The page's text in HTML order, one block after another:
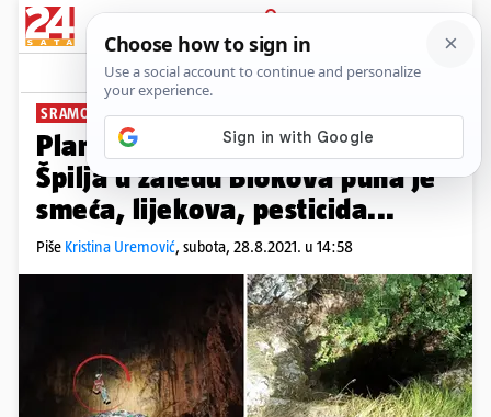
PRIJAVA
News Komentari
SRAMOTNO I OPASNO
Planina smeća pod zemljom:
Špilja u zaleđu Biokova puna je
smeća, lijekova, pesticida...
Piše Kristina Uremović, subota, 28.8.2021. u 14:58